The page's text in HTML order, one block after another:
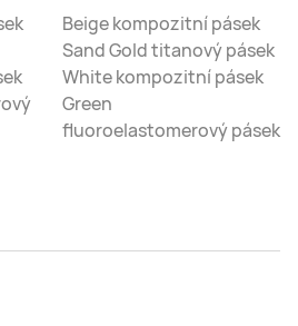
Beige kompozitní pásek
Sand Gold titanový pásek
White kompozitní pásek
Green
fluoroelastomerový pásek